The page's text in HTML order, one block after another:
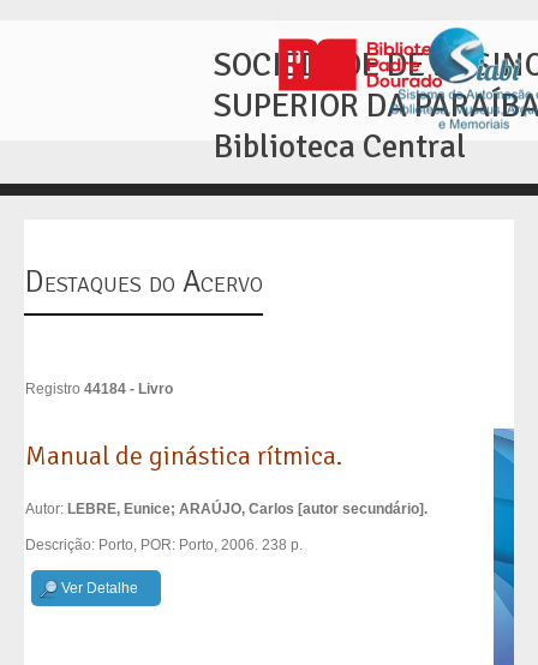
SOCIEDADE DE
SUPERIOR DA
Biblioteca Central
Destaques do Acervo
Registro 44184 - Livro
Manual de ginástica rítmica.
Autor: LEBRE, Eunice; ARAÚJO, Carlos [autor secundário].
Descrição: Porto, POR: Porto, 2006. 238 p.
Ver Detalhe